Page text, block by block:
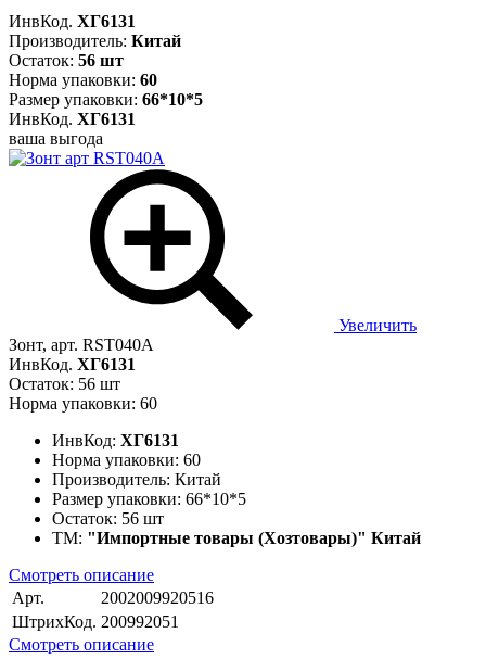
ИнвКод. ХГ6131
Производитель: Китай
Остаток: 56 шт
Норма упаковки: 60
Размер упаковки: 66*10*5
ИнвКод. ХГ6131
ваша выгода
Увеличить
Зонт, арт. RST040A
ИнвКод. ХГ6131
Остаток: 56 шт
Норма упаковки: 60
ИнвКод: ХГ6131
Норма упаковки: 60
Производитель: Китай
Размер упаковки: 66*10*5
Остаток: 56 шт
ТМ: "Импортные товары (Хозтовары)" Китай
Смотреть описание
Арт.
2002009920516
ШтрихКод. 200992051
Смотреть описание